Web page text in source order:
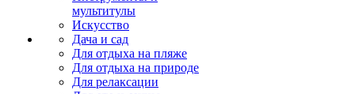
мультитулы
Искусство
Дача и сад
Для отдыха на пляже
Для отдыха на природе
Для релаксации